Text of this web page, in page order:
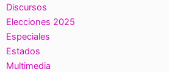
Discursos
Elecciones 2025
Especiales
Estados
Multimedia